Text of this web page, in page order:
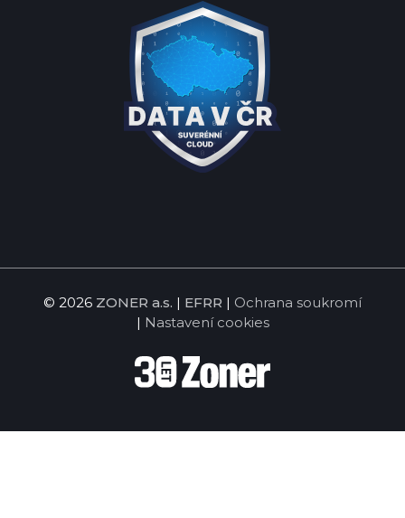
© 2026 ZONER a.s. | EFRR | Ochrana soukromí
| Nastavení cookies